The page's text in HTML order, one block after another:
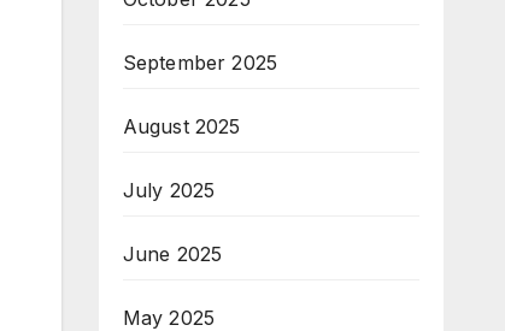
September 2025
August 2025
July 2025
June 2025
May 2025